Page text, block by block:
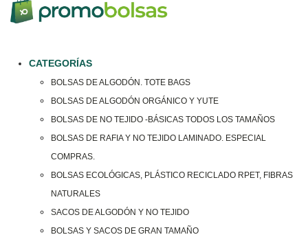
CATEGORÍAS
BOLSAS DE ALGODÓN. TOTE BAGS
BOLSAS DE ALGODÓN ORGÁNICO Y YUTE
BOLSAS DE NO TEJIDO -BÁSICAS TODOS LOS TAMAÑOS
BOLSAS DE RAFIA Y NO TEJIDO LAMINADO. ESPECIAL
COMPRAS.
BOLSAS ECOLÓGICAS, PLÁSTICO RECICLADO RPET, FIBRAS
NATURALES
SACOS DE ALGODÓN Y NO TEJIDO
BOLSAS Y SACOS DE GRAN TAMAÑO